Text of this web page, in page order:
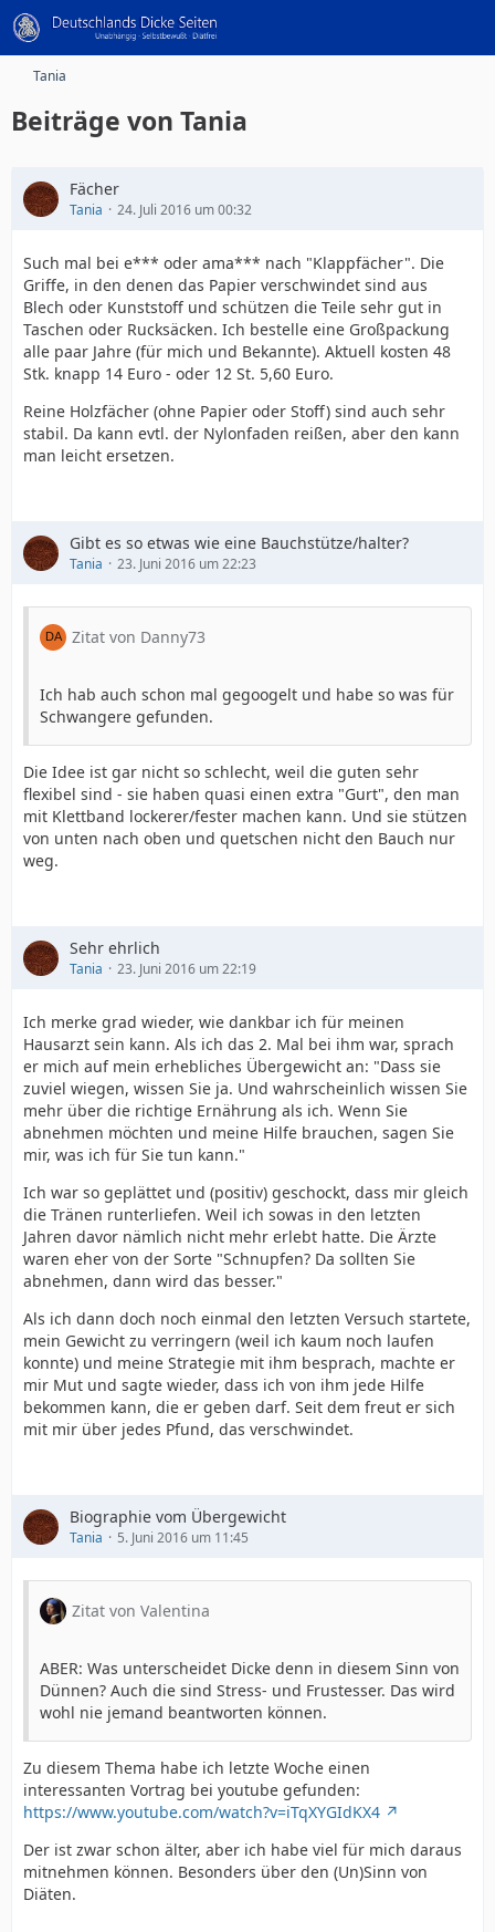
Tania
Beiträge von Tania
Fächer
Tania 24. Juli 2016 um 00:32
Such mal bei e*** oder ama*** nach "Klappfächer". Die
Griffe, in den denen das Papier verschwindet sind aus
Blech oder Kunststoff und schützen die Teile sehr gut in
Taschen oder Rucksäcken. Ich bestelle eine Großpackung
alle paar Jahre (für mich und Bekannte). Aktuell kosten 48
Stk. knapp 14 Euro - oder 12 St. 5,60 Euro.
Reine Holzfächer (ohne Papier oder Stoff) sind auch sehr
stabil. Da kann evtl. der Nylonfaden reißen, aber den kann
man leicht ersetzen.
Gibt es so etwas wie eine Bauchstütze/halter?
Tania 23. Juni 2016 um 22:23
Zitat von Danny73
Ich hab auch schon mal gegoogelt und habe so was für
Schwangere gefunden.
Die Idee ist gar nicht so schlecht, weil die guten sehr
flexibel sind - sie haben quasi einen extra "Gurt", den man
mit Klettband lockerer/fester machen kann. Und sie stützen
von unten nach oben und quetschen nicht den Bauch nur
weg.
Sehr ehrlich
Tania 23. Juni 2016 um 22:19
Ich merke grad wieder, wie dankbar ich für meinen
Hausarzt sein kann. Als ich das 2. Mal bei ihm war, sprach
er mich auf mein erhebliches Übergewicht an: "Dass sie
zuviel wiegen, wissen Sie ja. Und wahrscheinlich wissen Sie
mehr über die richtige Ernährung als ich. Wenn Sie
abnehmen möchten und meine Hilfe brauchen, sagen Sie
mir, was ich für Sie tun kann."
Ich war so geplättet und (positiv) geschockt, dass mir gleich
die Tränen runterliefen. Weil ich sowas in den letzten
Jahren davor nämlich nicht mehr erlebt hatte. Die Ärzte
waren eher von der Sorte "Schnupfen? Da sollten Sie
abnehmen, dann wird das besser."
Als ich dann doch noch einmal den letzten Versuch startete,
mein Gewicht zu verringern (weil ich kaum noch laufen
konnte) und meine Strategie mit ihm besprach, machte er
mir Mut und sagte wieder, dass ich von ihm jede Hilfe
bekommen kann, die er geben darf. Seit dem freut er sich
mit mir über jedes Pfund, das verschwindet.
Biographie vom Übergewicht
Tania 5. Juni 2016 um 11:45
Zitat von Valentina
ABER: Was unterscheidet Dicke denn in diesem Sinn von
Dünnen? Auch die sind Stress- und Frustesser. Das wird
wohl nie jemand beantworten können.
Zu diesem Thema habe ich letzte Woche einen
interessanten Vortrag bei youtube gefunden:
https://www.youtube.com/watch?v=iTqXYGIdKX4
Der ist zwar schon älter, aber ich habe viel für mich daraus
mitnehmen können. Besonders über den (Un)Sinn von
Diäten.